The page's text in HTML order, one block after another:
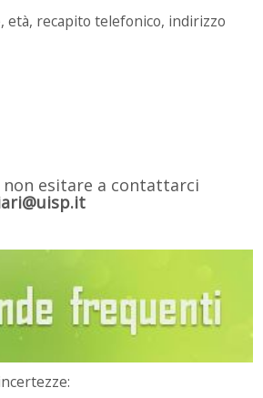
età, recapito telefonico, indirizzo
esitare a contattarci